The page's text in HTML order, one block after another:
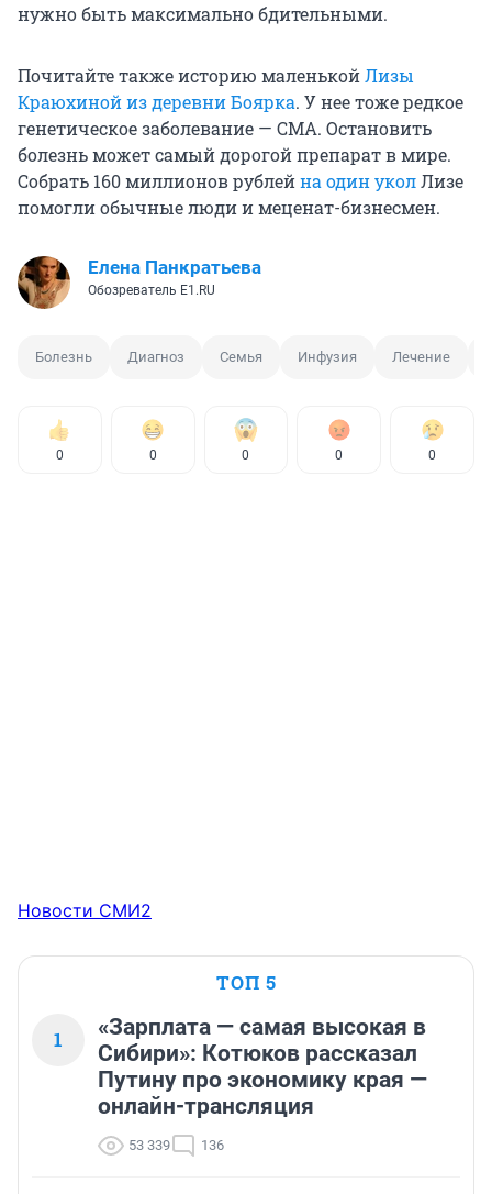
нужно быть максимально бдительными.
Почитайте также историю маленькойЛизы
Краюхиной из деревни Боярка. У нее тоже редкое
генетическое заболевание — СМА. Остановить
болезнь может самый дорогой препарат в мире.
Собрать 160 миллионов рублейна один уколЛизе
помогли обычные люди и меценат-бизнесмен.
Елена Панкратьева
Обозреватель E1.RU
Болезнь Диагноз Семья Инфузия Лечение
0 0 0 0 0
Новости СМИ2
ТОП 5
1
«Зарплата — самая высокая в
Сибири»: Котюков рассказал
Путину про экономику края —
онлайн-трансляция
53 339 136